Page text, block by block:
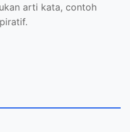
arti kata, contoh